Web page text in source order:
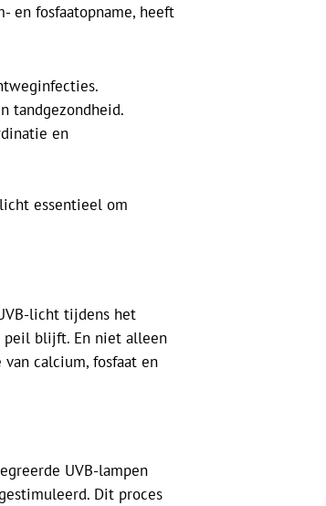
en fosfaatopname, heeft
tandgezondheid.
en
essentieel om
licht tijdens het
peil blijft. En niet alleen
calcium, fosfaat en
UVB-lampen
Dit proces